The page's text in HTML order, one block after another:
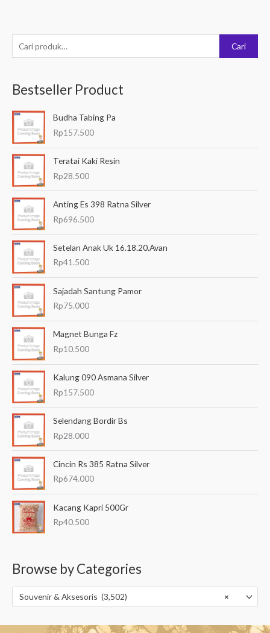
e
c
a
u
n
u
Cari
Bestseller Product
Budha Tabing Pa
Rp157.500
Teratai Kaki Resin
Rp28.500
Anting Es 398 Ratna Silver
Rp696.500
Setelan Anak Uk 16.18.20.Avan
Rp41.500
Sajadah Santung Pamor
Rp75.000
Magnet Bunga Fz
Rp10.500
Kalung 090 Asmana Silver
Rp157.500
Selendang Bordir Bs
Rp28.000
Cincin Rs 385 Ratna Silver
Rp674.000
Kacang Kapri 500Gr
Rp40.500
Browse by Categories
×
Souvenir & Aksesoris (3,502)